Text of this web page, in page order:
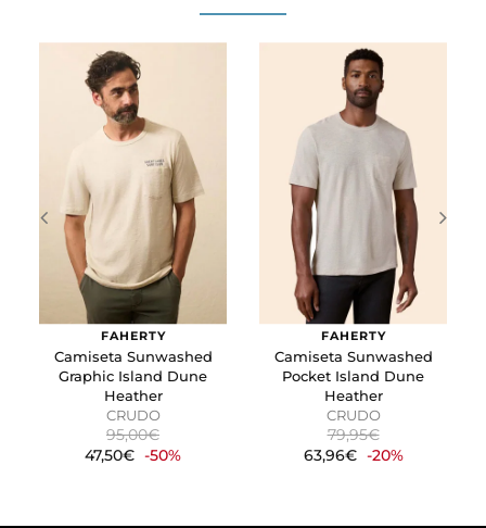
FAHERTY
Camiseta Sunwashed
Graphic Island Dune
Heather
CRUDO
95,00€
47,50€ -50%
FAHERTY
Camiseta Sunwashed
Pocket Island Dune
Heather
CRUDO
79,95€
63,96€ -20%
preferido o la región en la que usted se encuentra.
Cookies de marketing
Estas cookies se utilizan para rastrear a los visitantes en
las páginas web. La intención es mostrar anuncios
relevantes y atractivos para el usuario individual.
GUARDAR CONFIGURACIÓN
Puedes volver a configurar tus cookies desde la sección
"Configuración de cookies" al pie de la página. También puedes
consultar nuestrapolítica de cookies